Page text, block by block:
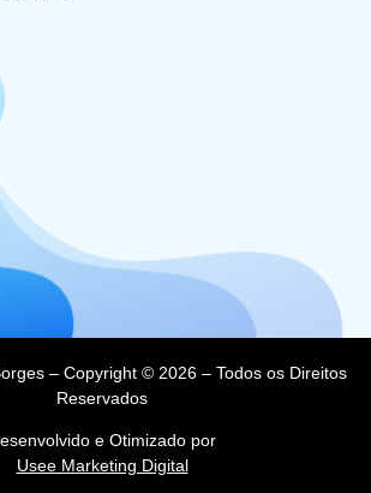
– Copyright © 2026 – Todos os Direitos
Reservados
e Otimizado por
Usee Marketing Digital